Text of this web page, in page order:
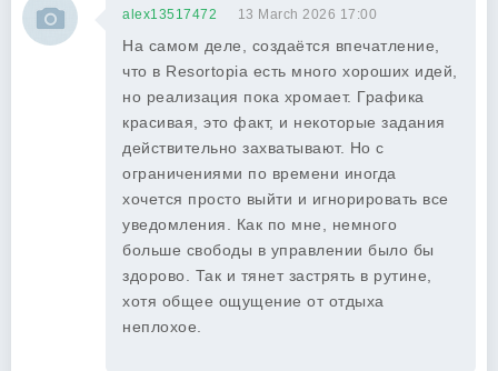
alex13517472 13 March 2026 17:00
На самом деле, создаётся впечатление,
что в Resortopia есть много хороших идей,
но реализация пока хромает. Графика
красивая, это факт, и некоторые задания
действительно захватывают. Но с
ограничениями по времени иногда
хочется просто выйти и игнорировать все
уведомления. Как по мне, немного
больше свободы в управлении было бы
здорово. Так и тянет застрять в рутине,
хотя общее ощущение от отдыха
неплохое.